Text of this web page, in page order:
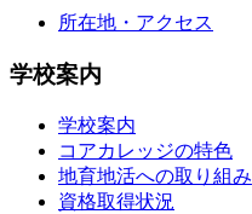
所在地・アクセス
学校案内
学校案内
コアカレッジの特色
地育地活への取り組み
資格取得状況